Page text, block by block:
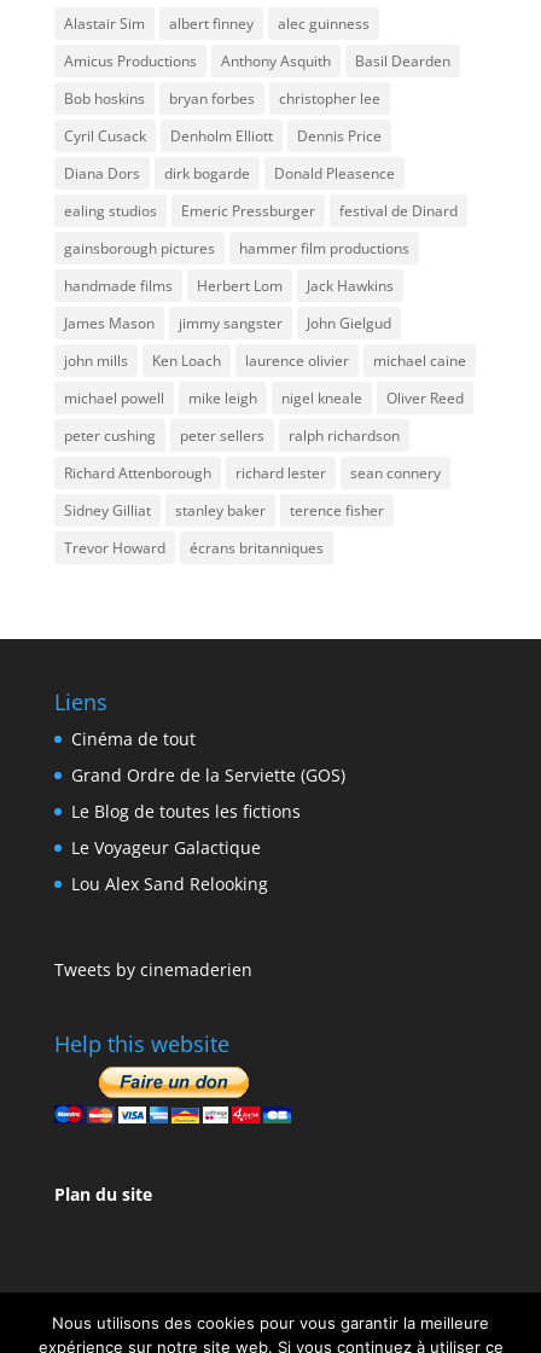
Alastair Sim albert finney
alec guinness
Amicus Productions
Anthony Asquith
Basil Dearden
Bob hoskins
bryan forbes
christopher lee
Cyril Cusack
Denholm Elliott
Dennis Price
Diana Dors
dirk bogarde
Donald Pleasence
ealing studios
Emeric Pressburger
festival de Dinard
gainsborough pictures
hammer film productions
handmade films
Herbert Lom
Jack Hawkins
James Mason
jimmy sangster
John Gielgud
john mills
Ken Loach laurence olivier
michael caine
michael powell
mike leigh nigel kneale
Oliver Reed
peter cushing
peter sellers
ralph richardson
Richard Attenborough
richard lester
sean connery
Sidney Gilliat
stanley baker
terence fisher
Trevor Howard
écrans britanniques
Liens
Cinéma de tout
Grand Ordre de la Serviette (GOS)
Le Blog de toutes les fictions
Le Voyageur Galactique
Lou Alex Sand Relooking
Tweets by cinemaderien
Help this website
Plan du site
Nous utilisons des cookies pour vous garantir la meilleure
expérience sur notre site web. Si vous continuez à utiliser ce